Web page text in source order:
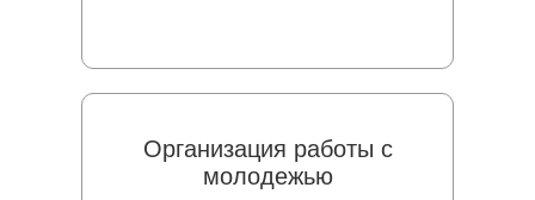
Организация работы с
молодежью